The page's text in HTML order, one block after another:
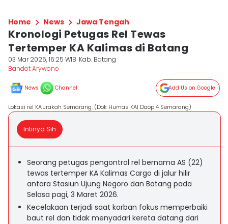
Home News Jawa Tengah
Kronologi Petugas Rel Tewas
Tertemper KA Kalimas di Batang
03 Mar 2026, 16:25 WIB Kab. Batang
Bandot Arywono
News Channel Add Us on Google
Lokasi rel KA Jrakah Semarang. (Dok Humas KAI Daop 4 Semarang)
Intinya Sih
Seorang petugas pengontrol rel bernama AS (22)
tewas tertemper KA Kalimas Cargo di jalur hilir
antara Stasiun Ujung Negoro dan Batang pada
Selasa pagi, 3 Maret 2026.
Kecelakaan terjadi saat korban fokus memperbaiki
baut rel dan tidak menyadari kereta datang dari